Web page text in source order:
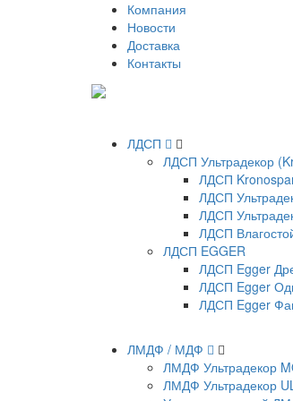
Компания
Новости
Доставка
Контакты
ЛДСП
ЛДСП Ультрадекор
ЛДСП
ЛДСП
ЛДСП
ЛДСП
ЛДСП EGGER
ЛДСП Egger
ЛДСП Egger
ЛДСП Egger
ЛМДФ / МДФ
ЛМДФ Ультрадекор
ЛМДФ Ультрадекор